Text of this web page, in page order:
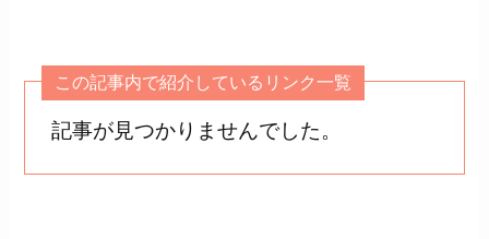
この記事内で紹介しているリンク一覧
記事が見つかりませんでした。